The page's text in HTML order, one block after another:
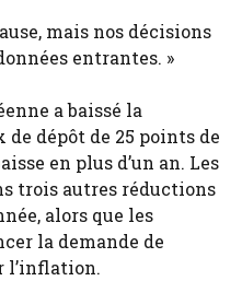
mais nos décisions
entrantes. »
a baissé la
dépôt de 25 points de
en plus d’un an. Les
trois autres réductions
alors que les
la demande de
l’inflation.